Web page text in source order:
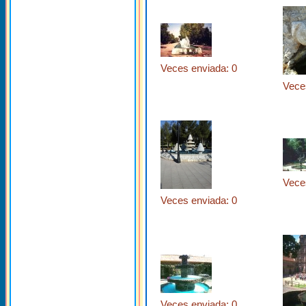
Veces enviada: 0
Veces enviada: 0